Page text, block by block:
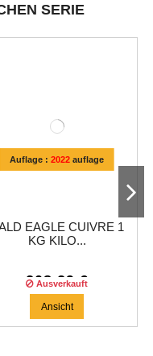
SERIE
Auflage : 2022auflage
EAGLE CUIVRE 1
KG KILO...
208,29 €
Ausverkauft
Ansicht